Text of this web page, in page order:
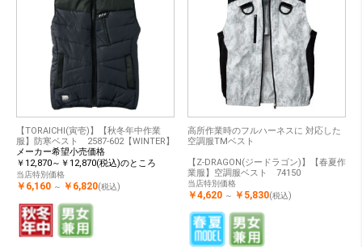
【TORAICHI(寅壱)】【秋冬年中作業
服】防寒ベスト 2587-602【WINTER】
メーカー希望小売価格
￥12,870～￥12,870(税込)のところ
当店特別価格
￥6,160 ～ ￥6,820(税込)
高所作業時のフルハーネスに 対応した
空調服TMベスト
【Z-DRAGON(ジードラゴン)】【春夏作
業服】空調服ベスト 74150
当店特別価格
￥4,620 ～ ￥5,830(税込)